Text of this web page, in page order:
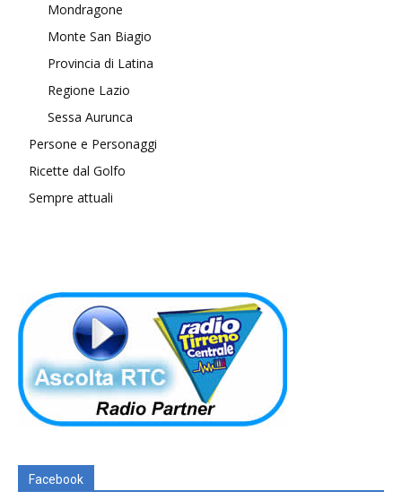
Mondragone
Monte San Biagio
Provincia di Latina
Regione Lazio
Sessa Aurunca
Persone e Personaggi
Ricette dal Golfo
Sempre attuali
Facebook